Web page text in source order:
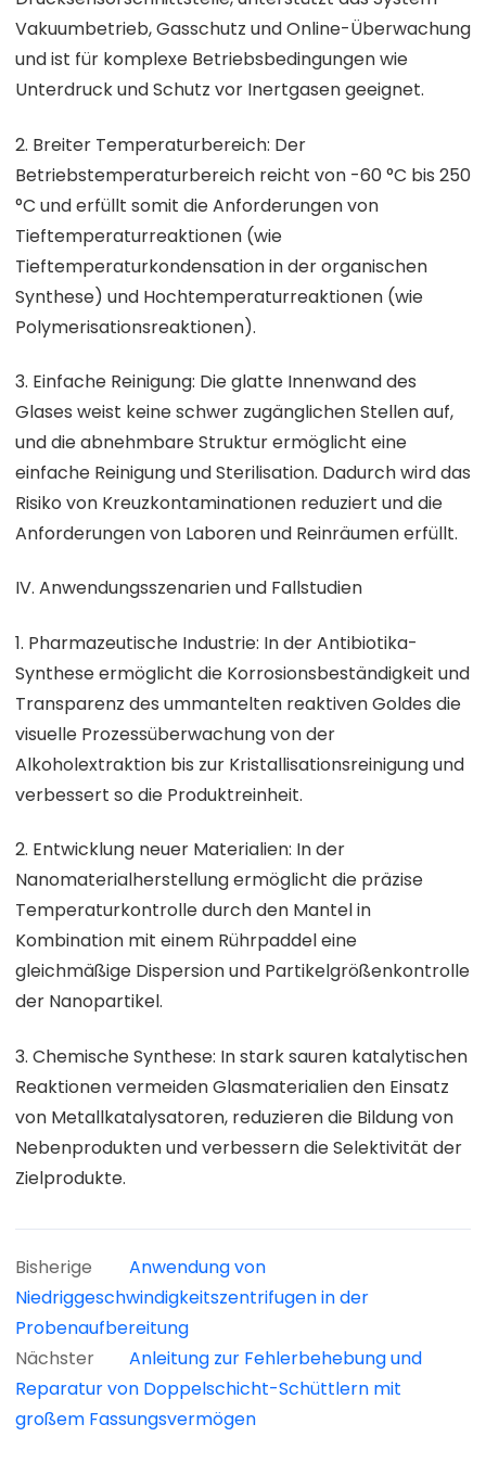
Vakuumbetrieb, Gasschutz und Online-Überwachung
und ist für komplexe Betriebsbedingungen wie
Unterdruck und Schutz vor Inertgasen geeignet.
2. Breiter Temperaturbereich: Der
Betriebstemperaturbereich reicht von -60 °C bis 250
°C und erfüllt somit die Anforderungen von
Tieftemperaturreaktionen (wie
Tieftemperaturkondensation in der organischen
Synthese) und Hochtemperaturreaktionen (wie
Polymerisationsreaktionen).
3. Einfache Reinigung: Die glatte Innenwand des
Glases weist keine schwer zugänglichen Stellen auf,
und die abnehmbare Struktur ermöglicht eine
einfache Reinigung und Sterilisation. Dadurch wird das
Risiko von Kreuzkontaminationen reduziert und die
Anforderungen von Laboren und Reinräumen erfüllt.
IV. Anwendungsszenarien und Fallstudien
1. Pharmazeutische Industrie: In der Antibiotika-
Synthese ermöglicht die Korrosionsbeständigkeit und
Transparenz des ummantelten reaktiven Goldes die
visuelle Prozessüberwachung von der
Alkoholextraktion bis zur Kristallisationsreinigung und
verbessert so die Produktreinheit.
2. Entwicklung neuer Materialien: In der
Nanomaterialherstellung ermöglicht die präzise
Temperaturkontrolle durch den Mantel in
Kombination mit einem Rührpaddel eine
gleichmäßige Dispersion und Partikelgrößenkontrolle
der Nanopartikel.
3. Chemische Synthese: In stark sauren katalytischen
Reaktionen vermeiden Glasmaterialien den Einsatz
von Metallkatalysatoren, reduzieren die Bildung von
Nebenprodukten und verbessern die Selektivität der
Zielprodukte.
Bisherige
Anwendung von
Niedriggeschwindigkeitszentrifugen in der
Probenaufbereitung
Nächster
Anleitung zur Fehlerbehebung und
Reparatur von Doppelschicht-Schüttlern mit
großem Fassungsvermögen